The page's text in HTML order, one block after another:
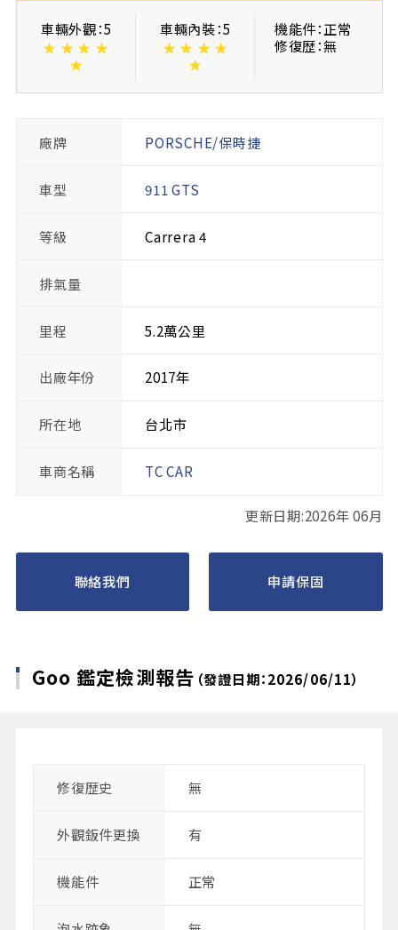
車輛外觀：5
★ ★ ★ ★
★
車輛內裝：5
★ ★ ★ ★
★
機能件：正常
修復歴：無
廠牌 PORSCHE/保時捷
車型 911 GTS
等級 Carrera 4
排氣量
里程 5.2萬公里
出廠年份 2017年
所在地 台北市
車商名稱 TC CAR
更新日期:2026年 06月
聯絡我們 申請保固
Goo 鑑定檢測報告 （發證日期：2026/06/11）
修復歴史 無
外觀鈑件更換 有
機能件 正常